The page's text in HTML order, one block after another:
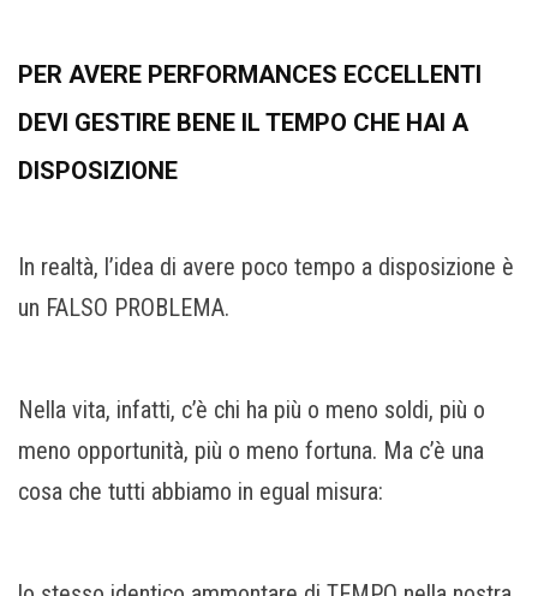
PER AVERE PERFORMANCES ECCELLENTI
DEVI GESTIRE BENE IL TEMPO CHE HAI A
DISPOSIZIONE
In realtà, l’idea di avere poco tempo a disposizione è
un FALSO PROBLEMA.
Nella vita, infatti, c’è chi ha più o meno soldi, più o
meno opportunità, più o meno fortuna. Ma c’è una
cosa che tutti abbiamo in egual misura: